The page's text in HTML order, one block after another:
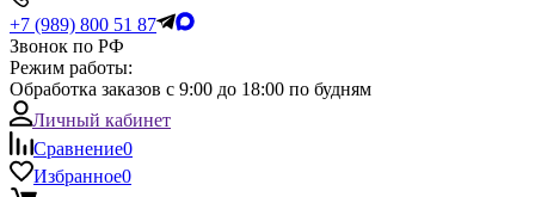
+7 (989) 800 51 87
Звонок по РФ
Режим работы:
Обработка заказов с 9:00 до 18:00 по будням
Личный кабинет
Сравнение0
Избранное0